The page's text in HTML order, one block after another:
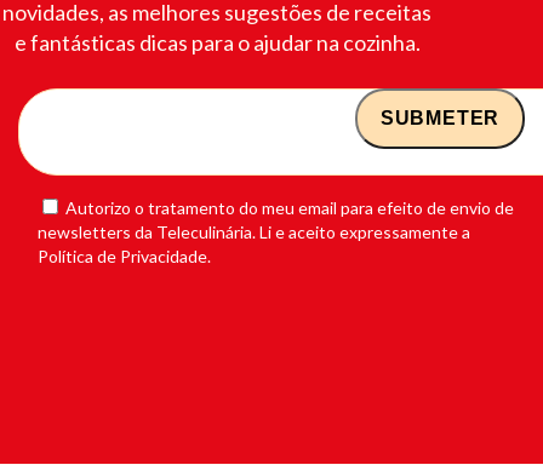
novidades, as melhores sugestões de receitas
e fantásticas dicas para o ajudar na cozinha.
Autorizo o tratamento do meu email para efeito de envio de
newsletters da Teleculinária. Li e aceito expressamente a
Política de Privacidade.